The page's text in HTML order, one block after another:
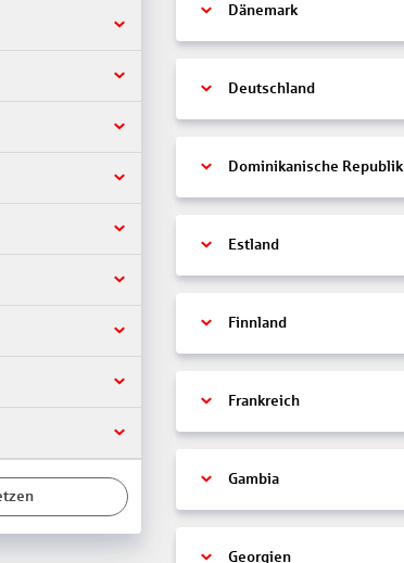
Dänemark
Deutschland
Dominikanische Republik
Estland
Finnland
Frankreich
Gambia
Georgien